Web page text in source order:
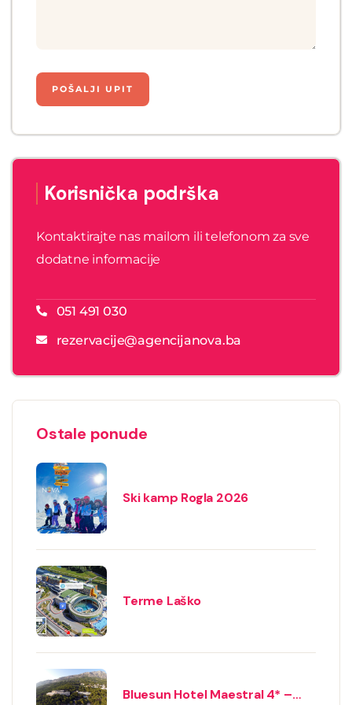
Korisnička podrška
Kontaktirajte nas mailom ili telefonom za sve
dodatne informacije
051 491 030
rezervacije@agencijanova.ba
Ostale ponude
Ski kamp Rogla 2026
Terme Laško
Bluesun Hotel Maestral 4* –